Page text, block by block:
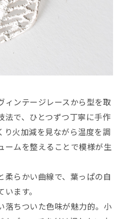
ィンテージレースから型を取
法で、ひとつずつ丁寧に手作
り火加減を見ながら温度を調
ームを整えることで模様が生
柔らかい曲線で、葉っぱの自
ます。
落ちついた色味が魅力的。小